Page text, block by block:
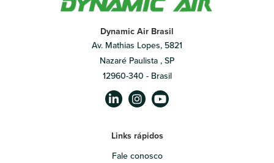
Dynamic Air Brasil
Av. Mathias Lopes, 5821
Nazaré Paulista , SP
12960-340 - Brasil
Links rápidos
Fale conosco